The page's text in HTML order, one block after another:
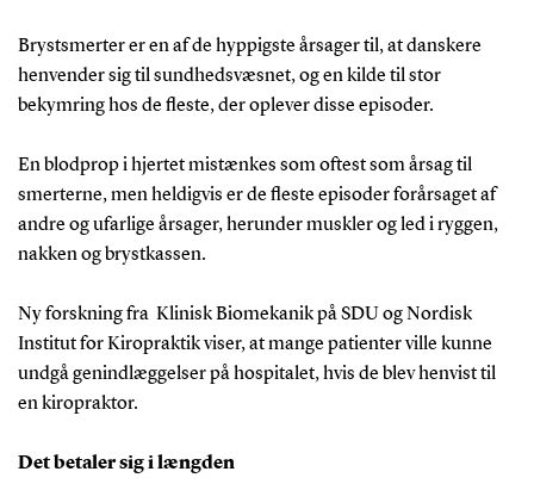
Brystsmerter er en af de hyppigste årsager til, at danskere
henvender sig til sundhedsvæsnet, og en kilde til stor
bekymring hos de fleste, der oplever disse episoder.
En blodprop i hjertet mistænkes som oftest som årsag til
smerterne, men heldigvis er de fleste episoder forårsaget af
andre og ufarlige årsager, herunder muskler og led i ryggen,
nakken og brystkassen.
Ny forskning fra Klinisk Biomekanik på SDU og Nordisk
Institut for Kiropraktik viser, at mange patienter ville kunne
undgå genindlæggelser på hospitalet, hvis de blev henvist til
en kiropraktor.
Det betaler sig i længden